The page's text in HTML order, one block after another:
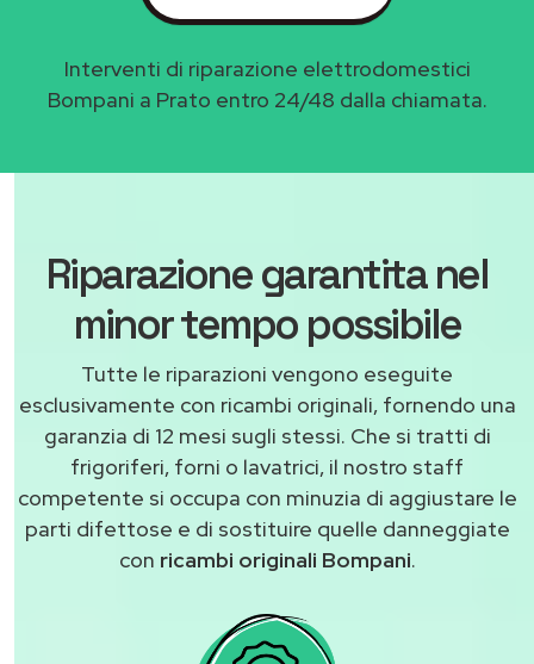
Interventi di riparazione elettrodomestici
Bompani a Prato entro 24/48 dalla chiamata.
Riparazione garantita nel
minor tempo possibile
Tutte le riparazioni vengono eseguite
esclusivamente con ricambi originali, fornendo una
garanzia di 12 mesi sugli stessi. Che si tratti di
frigoriferi, forni o lavatrici, il nostro staff
competente si occupa con minuzia di aggiustare le
parti difettose e di sostituire quelle danneggiate
con ricambi originali Bompani.